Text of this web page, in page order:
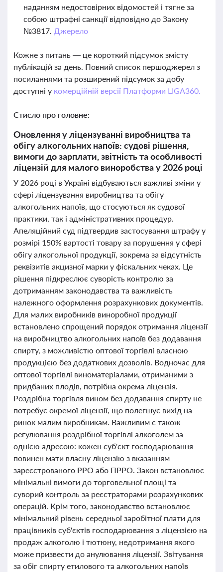
наданням недостовірних відомостей і тягне за
собою штрафні санкції відповідно до Закону
№3817. Джерело
Кожне з питань — це короткий підсумок змісту
публікацій за день. Повний список першоджерел з
посиланнями та розширений підсумок за добу
доступні у комерційній версії Платформи LIGA360.
Стисло про головне:
Оновлення у ліцензуванні виробництва та
обігу алкогольних напоїв: судові рішення,
вимоги до зарплати, звітність та особливості
ліцензій для малого виноробства у 2026 році
У 2026 році в Україні відбуваються важливі зміни у
сфері ліцензування виробництва та обігу
алкогольних напоїв, що стосуються як судової
практики, так і адміністративних процедур.
Апеляційний суд підтвердив застосування штрафу у
розмірі 150% вартості товару за порушення у сфері
обігу алкогольної продукції, зокрема за відсутність
реквізитів акцизної марки у фіскальних чеках. Це
рішення підкреслює суворість контролю за
дотриманням законодавства та важливість
належного оформлення розрахункових документів.
Для малих виробників виноробної продукції
встановлено спрощений порядок отримання ліцензії
на виробництво алкогольних напоїв без додавання
спирту, з можливістю оптової торгівлі власною
продукцією без додаткових дозволів. Водночас для
оптової торгівлі виноматеріалами, отриманими з
придбаних плодів, потрібна окрема ліцензія.
Роздрібна торгівля вином без додавання спирту не
потребує окремої ліцензії, що полегшує вихід на
ринок малим виробникам. Важливим є також
регулювання роздрібної торгівлі алкоголем за
однією адресою: кожен суб'єкт господарювання
повинен мати власну ліцензію з вказанням
зареєстрованого РРО або ПРРО. Закон встановлює
мінімальні вимоги до торговельної площі та
суворий контроль за реєстраторами розрахункових
операцій. Крім того, законодавство встановлює
мінімальний рівень середньої заробітної плати для
працівників суб'єктів господарювання з ліцензією на
продаж алкоголю і тютюну, недотримання якого
може призвести до анулювання ліцензії. Звітування
за обіг спирту етилового та алкогольних напоїв